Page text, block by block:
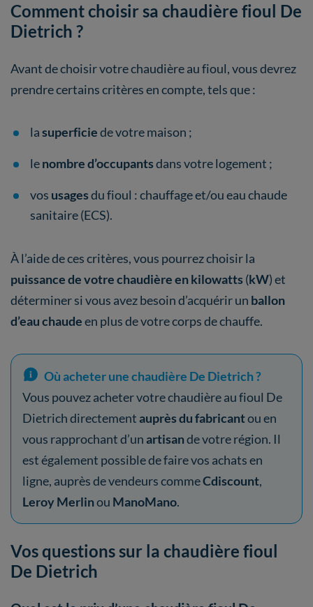
Comment choisir sa chaudière fioul De
Dietrich ?
Avant de choisir votre chaudière au fioul, vous devrez
prendre certains critères en compte, tels que :
lasuperficiede votre maison ;
lenombre d’occupantsdans votre logement ;
vos usagesdu fioul : chauffage et/ou eau chaude
sanitaire (ECS).
À l’aide de ces critères, vous pourrez choisir la
puissance de votre chaudière en kilowatts (kW) et
déterminer si vous avez besoin d’acquérir un ballon
d’eau chaudeen plus de votre corps de chauffe.
Où acheter une chaudière De Dietrich ?
Vous pouvez acheter votre chaudière au fioul De
Dietrich directementauprès du fabricantou en
vous rapprochant d’unartisande votre région. Il
est également possible de faire vos achats en
ligne, auprès de vendeurs commeCdiscount,
Leroy Merlinou ManoMano.
Vos questions sur la chaudière fioul
De Dietrich